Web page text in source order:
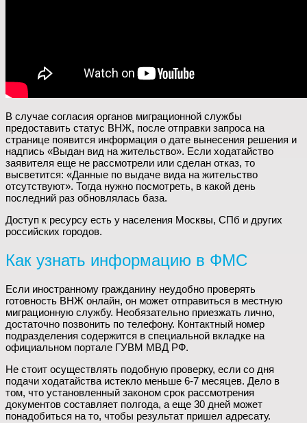
В случае согласия органов миграционной службы
предоставить статус ВНЖ, после отправки запроса на
странице появится информация о дате вынесения решения и
надпись «Выдан вид на жительство». Если ходатайство
заявителя еще не рассмотрели или сделан отказ, то
высветится: «Данные по выдаче вида на жительство
отсутствуют». Тогда нужно посмотреть, в какой день
последний раз обновлялась база.
Доступ к ресурсу есть у населения Москвы, СПб и других
российских городов.
Как узнать информацию в ФМС
Если иностранному гражданину неудобно проверять
готовность ВНЖ онлайн, он может отправиться в местную
миграционную службу. Необязательно приезжать лично,
достаточно позвонить по телефону. Контактный номер
подразделения содержится в специальной вкладке на
официальном портале ГУВМ МВД РФ.
Не стоит осуществлять подобную проверку, если со дня
подачи ходатайства истекло меньше 6-7 месяцев. Дело в
том, что установленный законом срок рассмотрения
документов составляет полгода, а еще 30 дней может
понадобиться на то, чтобы результат пришел адресату.